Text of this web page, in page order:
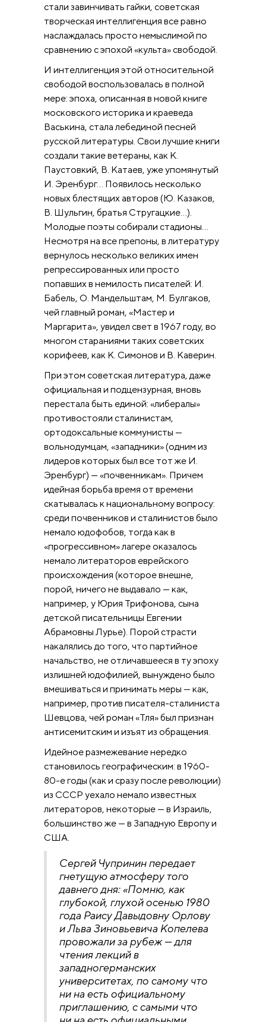
стали завинчивать гайки, советская
творческая интеллигенция все равно
наслаждалась просто немыслимой по
сравнению с эпохой «культа» свободой.
И интеллигенция этой относительной
свободой воспользовалась в полной
мере: эпоха, описанная в новой книге
московского историка и краеведа
Васькина, стала лебединой песней
русской литературы. Свои лучшие книги
создали такие ветераны, как К.
Паустовкий, В. Катаев, уже упомянутый
И. Эренбург… Появилось несколько
новых блестящих авторов (Ю. Казаков,
В. Шульгин, братья Стругацкие…).
Молодые поэты собирали стадионы…
Несмотря на все препоны, в литературу
вернулось несколько великих имен
репрессированных или просто
попавших в немилость писателей: И.
Бабель, О. Мандельштам, М. Булгаков,
чей главный роман, «Мастер и
Маргарита», увидел свет в 1967 году, во
многом стараниями таких советских
корифеев, как К. Симонов и В. Каверин.
При этом советская литература, даже
официальная и подцензурная, вновь
перестала быть единой: «либералы»
противостояли сталинистам,
ортодоксальные коммунисты —
вольнодумцам, «западники» (одним из
лидеров которых был все тот же И.
Эренбург) — «почвенникам». Причем
идейная борьба время от времени
скатывалась к национальному вопросу:
среди почвенников и сталинистов было
немало юдофобов, тогда как в
«прогрессивном» лагере оказалось
немало литераторов еврейского
происхождения (которое внешне,
порой, ничего не выдавало — как,
например, у Юрия Трифонова, сына
детской писательницы Евгении
Абрамовны Лурье). Порой страсти
накалялись до того, что партийное
начальство, не отличавшееся в ту эпоху
излишней юдофилией, вынуждено было
вмешиваться и принимать меры — как,
например, против писателя-сталиниста
Шевцова, чей роман «Тля» был признан
антисемитским и изъят из обращения.
Идейное размежевание нередко
становилось географическим: в 1960-
80-е годы (как и сразу после революции)
из СССР уехало немало известных
литераторов, некоторые — в Израиль,
большинство же — в Западную Европу и
США.
Сергей Чупринин передает
гнетущую атмосферу того
давнего дня: «Помню, как
глубокой, глухой осенью 1980
года Раису Давыдовну Орлову
и Льва Зиновьевича Копелева
провожали за рубеж — для
чтения лекций в
западногерманских
университетах, по самому что
ни на есть официальному
приглашению, с самыми что